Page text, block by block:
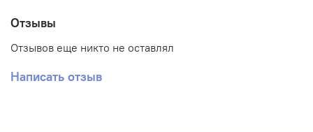
Отзывы
Отзывов еще никто не оставлял
Написать отзыв